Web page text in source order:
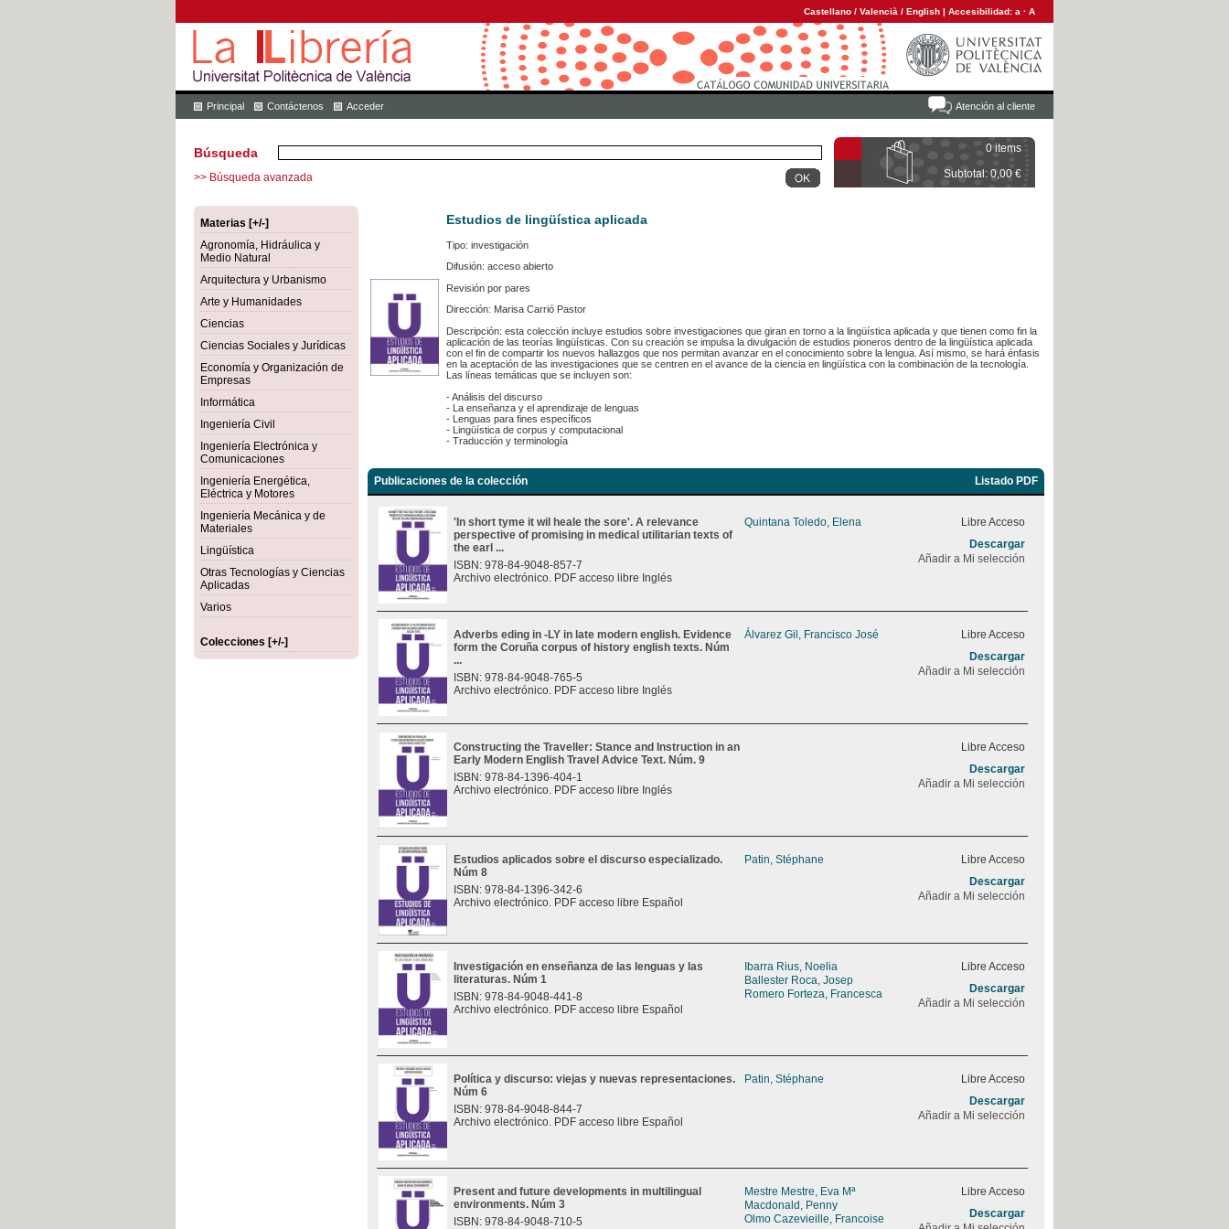
Castellano / Valencià / English | Accesibilidad: a · A
Atención al cliente
Principal Contáctenos Acceder
0 items
Subtotal: 0,00 €
Búsqueda
>> Búsqueda avanzada
Materias [+/-]
Agronomía, Hidráulica y
Medio Natural
Arquitectura y Urbanismo
Arte y Humanidades
Ciencias
Ciencias Sociales y Jurídicas
Economía y Organización de
Empresas
Informática
Ingeniería Civil
Ingeniería Electrónica y
Comunicaciones
Ingeniería Energética,
Eléctrica y Motores
Ingeniería Mecánica y de
Materiales
Lingüística
Otras Tecnologías y Ciencias
Aplicadas
Varios
Colecciones [+/-]
Estudios de lingüística aplicada
Tipo: investigación
Difusión: acceso abierto
Revisión por pares
Dirección: Marisa Carrió Pastor
Descripción: esta colección incluye estudios sobre investigaciones que giran en torno a la lingüística aplicada y que tienen como fin la
aplicación de las teorías lingüísticas. Con su creación se impulsa la divulgación de estudios pioneros dentro de la lingüística aplicada
con el fin de compartir los nuevos hallazgos que nos permitan avanzar en el conocimiento sobre la lengua. Así mismo, se hará énfasis
en la aceptación de las investigaciones que se centren en el avance de la ciencia en lingüística con la combinación de la tecnología.
Las líneas temáticas que se incluyen son:
- Análisis del discurso
- La enseñanza y el aprendizaje de lenguas
- Lenguas para fines específicos
- Lingüística de corpus y computacional
- Traducción y terminología
Publicaciones de la colección Listado PDF
'In short tyme it wil heale the sore'. A relevance
perspective of promising in medical utilitarian texts of
the earl ...
ISBN: 978-84-9048-857-7
Archivo electrónico. PDF acceso libre Inglés
Quintana Toledo, Elena
Libre Acceso
Descargar
Añadir a Mi selección
Adverbs eding in -LY in late modern english. Evidence
form the Coruña corpus of history english texts. Núm
...
ISBN: 978-84-9048-765-5
Archivo electrónico. PDF acceso libre Inglés
Álvarez Gil, Francisco José
Libre Acceso
Descargar
Añadir a Mi selección
Constructing the Traveller: Stance and Instruction in an
Early Modern English Travel Advice Text. Núm. 9
ISBN: 978-84-1396-404-1
Archivo electrónico. PDF acceso libre Inglés
Libre Acceso
Descargar
Añadir a Mi selección
Estudios aplicados sobre el discurso especializado.
Núm 8
ISBN: 978-84-1396-342-6
Archivo electrónico. PDF acceso libre Español
Patin, Stéphane
Libre Acceso
Descargar
Añadir a Mi selección
Investigación en enseñanza de las lenguas y las
literaturas. Núm 1
ISBN: 978-84-9048-441-8
Archivo electrónico. PDF acceso libre Español
Ibarra Rius, Noelia
Ballester Roca, Josep
Romero Forteza, Francesca
Libre Acceso
Descargar
Añadir a Mi selección
Política y discurso: viejas y nuevas representaciones.
Núm 6
ISBN: 978-84-9048-844-7
Archivo electrónico. PDF acceso libre Español
Patin, Stéphane
Libre Acceso
Descargar
Añadir a Mi selección
Present and future developments in multilingual
environments. Núm 3
ISBN: 978-84-9048-710-5
Mestre Mestre, Eva Mª
Macdonald, Penny
Olmo Cazevieille, Francoise
Libre Acceso
Descargar